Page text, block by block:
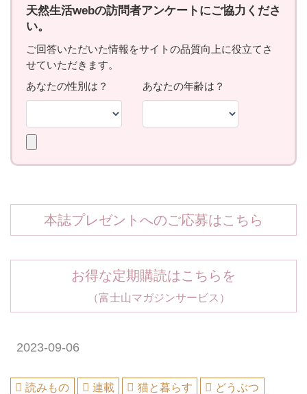
本誌プレゼントへのご応募はこちら
お得な定期購読はこちらを
（富士山マガジンサービス）
2023-09-06
読みもの 連載 猫と暮らす
どうぶつ